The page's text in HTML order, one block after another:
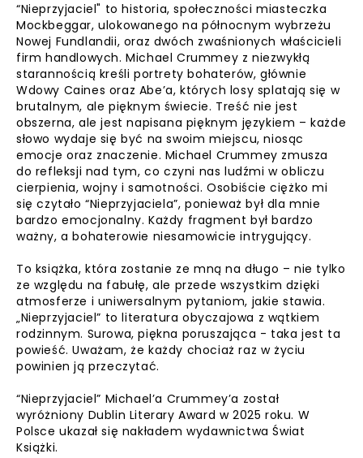
“Nieprzyjaciel" to historia, społeczności miasteczka
Mockbeggar, ulokowanego na północnym wybrzeżu
Nowej Fundlandii, oraz dwóch zwaśnionych właścicieli
firm handlowych. Michael Crummey z niezwykłą
starannością kreśli portrety bohaterów, głównie
Wdowy Caines oraz Abe’a, których losy splatają się w
brutalnym, ale pięknym świecie. Treść nie jest
obszerna, ale jest napisana pięknym językiem – każde
słowo wydaje się być na swoim miejscu, niosąc
emocje oraz znaczenie. Michael Crummey zmusza
do refleksji nad tym, co czyni nas ludźmi w obliczu
cierpienia, wojny i samotności. Osobiście ciężko mi
się czytało “Nieprzyjaciela”, ponieważ był dla mnie
bardzo emocjonalny. Każdy fragment był bardzo
ważny, a bohaterowie niesamowicie intrygujący.
To książka, która zostanie ze mną na długo – nie tylko
ze względu na fabułę, ale przede wszystkim dzięki
atmosferze i uniwersalnym pytaniom, jakie stawia.
„Nieprzyjaciel” to literatura obyczajowa z wątkiem
rodzinnym. Surowa, piękna poruszająca - taka jest ta
powieść. Uważam, że każdy chociaż raz w życiu
powinien ją przeczytać.
“Nieprzyjaciel” Michael’a Crummey’a został
wyróżniony Dublin Literary Award w 2025 roku. W
Polsce ukazał się nakładem wydawnictwa Świat
Książki.